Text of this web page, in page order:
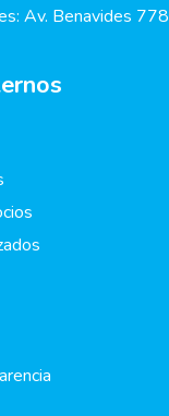
Av. Benavides 778